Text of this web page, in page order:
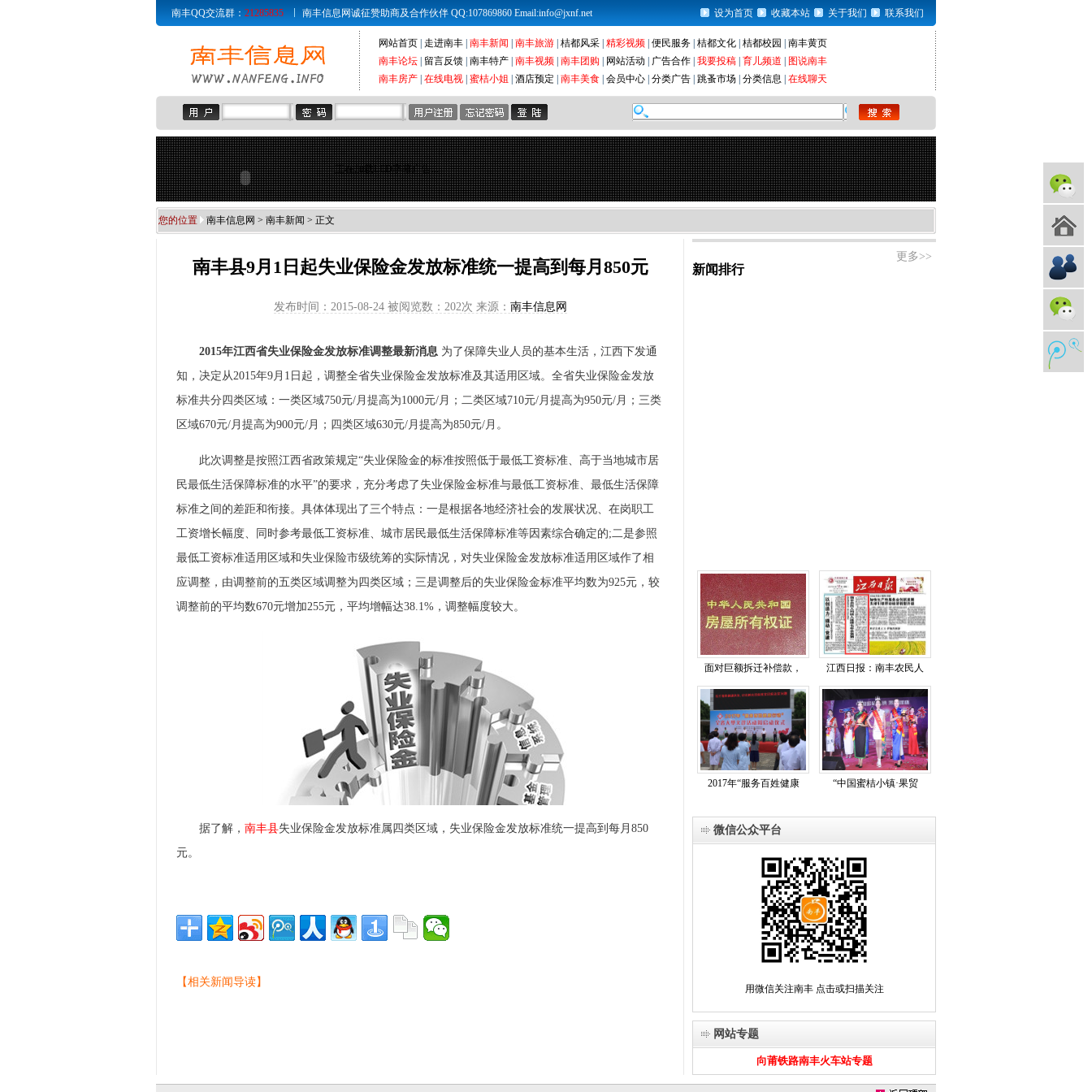
南丰QQ交流群： 21285835 南丰信息网诚征赞助商及合作伙伴 QQ:107869860 Email:info@jxnf.net 设为首页 收藏本站 关于我们 联系我们
网站首页 走进南丰 南丰新闻 南丰旅游 桔都风采 精彩视频 便民服务 桔都文化 桔都校园
南丰黄页
南丰论坛
留言反馈 南丰特产 南丰视频 南丰团购 网站活动 广告合作 我要投稿 育儿频道
图说南丰
南丰房产 在线电视 蜜桔小姐 酒店预定 南丰美食 会员中心 分类广告 跳蚤市场 分类信息 在线聊天
正在加载LED字幕广告...
您的位置 南丰信息网 > 南丰新闻 > 正文
南丰县9月1日起失业保险金发放标准统一提高到每月850元
发布时间：2015-08-24 被阅览数： 202次 来源： 南丰信息网
2015年江西省失业保险金发放标准调整最新消息 为了保障失业人员的基本生活，江西下发通
知，决定从2015年9月1日起，调整全省失业保险金发放标准及其适用区域。全省失业保险金发放
标准共分四类区域：一类区域750元/月提高为1000元/月；二类区域710元/月提高为950元/月；三类
区域670元/月提高为900元/月；四类区域630元/月提高为850元/月。
此次调整是按照江西省政策规定“失业保险金的标准按照低于最低工资标准、高于当地城市居
民最低生活保障标准的水平”的要求，充分考虑了失业保险金标准与最低工资标准、最低生活保障
标准之间的差距和衔接。具体体现出了三个特点：一是根据各地经济社会的发展状况、在岗职工
工资增长幅度、同时参考最低工资标准、城市居民最低生活保障标准等因素综合确定的;二是参照
最低工资标准适用区域和失业保险市级统筹的实际情况，对失业保险金发放标准适用区域作了相
应调整，由调整前的五类区域调整为四类区域；三是调整后的失业保险金标准平均数为925元，较
调整前的平均数670元增加255元，平均增幅达38.1%，调整幅度较大。
据了解， 南丰县失业保险金发放标准属四类区域，失业保险金发放标准统一提高到每月850
元。
【相关新闻导读】
新闻排行
更多>>
面对巨额拆迁补偿款， 江西日报：南丰农民人
2017年“服务百姓健康 “中国蜜桔小镇·果贸
微信公众平台
用微信关注南丰 点击或扫描关注
网站专题
向莆铁路南丰火车站专题